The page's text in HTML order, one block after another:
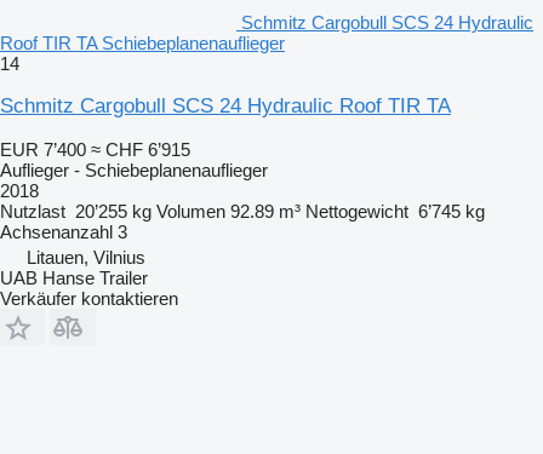
Schmitz Cargobull SCS 24 Hydraulic
Roof TIR TA Schiebeplanenauflieger
14
Schmitz Cargobull SCS 24 Hydraulic Roof TIR TA
EUR 7’400 ≈ CHF 6’915
Auflieger - Schiebeplanenauflieger
2018
Nutzlast 20’255 kg Volumen 92.89 m³ Nettogewicht 6’745 kg
Achsenanzahl 3
Litauen, Vilnius
UAB Hanse Trailer
Verkäufer kontaktieren